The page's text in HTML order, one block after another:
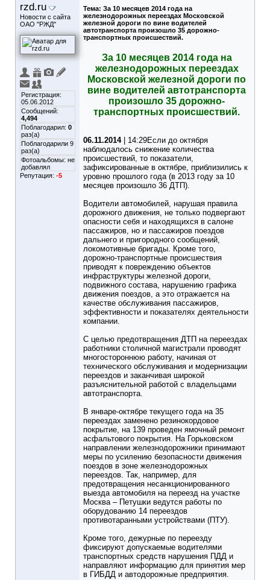
rzd.ru
Новости с сайта
ОАО "РЖД"
Регистрация:
05.06.2012
Сообщений:
4,494
Поблагодарил: 0
раз(а)
Поблагодарили 9
раз(а)
Фотоальбомы: не
добавлял
Репутация: -5
Тема: За 10 месяцев 2014 года на
железнодорожных переездах Московской
железной дороги по вине водителей
автотранспорта произошло 35 дорожно-
транспортных происшествий.
За 10 месяцев 2014 года на
железнодорожных переездах
Московской железной дороги по
вине водителей автотранспорта
произошло 35 дорожно-
транспортных происшествий.
06.11.2014| 14:29Если до октября
наблюдалось снижение количества
происшествий, то показатели,
зафиксированные в октябре, приблизились к
уровню прошлого года (в 2013 году за 10
месяцев произошло 36 ДТП).
Водители автомобилей, нарушая правила
дорожного движения, не только подвергают
опасности себя и находящихся в салоне
пассажиров, но и пассажиров поездов
дальнего и пригородного сообщений,
локомотивные бригады. Кроме того,
дорожно-транспортные происшествия
приводят к повреждению объектов
инфраструктуры железной дороги,
подвижного состава, нарушению графика
движения поездов, а это отражается на
качестве обслуживания пассажиров,
эффективности и показателях деятельности
компании.
С целью предотвращения ДТП на переездах
работники столичной магистрали проводят
многостороннюю работу, начиная от
технического обслуживания и модернизации
переездов и заканчивая широкой
разъяснительной работой с владельцами
автотранспорта.
В январе-октябре текущего года на 35
переездах заменено резинокордовое
покрытие, на 139 проведен ямочный ремонт
асфальтового покрытия. На Горьковском
направлении железнодорожники принимают
меры по усилению безопасности движения
поездов в зоне железнодорожных
переездов. Так, например, для
предотвращения несанкционированного
выезда автомобиля на переезд на участке
Москва – Петушки ведутся работы по
оборудованию 14 переездов
противотаранными устройствами (ПТУ).
Кроме того, дежурные по переезду
фиксируют допускаемые водителями
транспортных средств нарушения ПДД и
направляют информацию для принятия мер
в ГИБДД и автодорожные предприятия.